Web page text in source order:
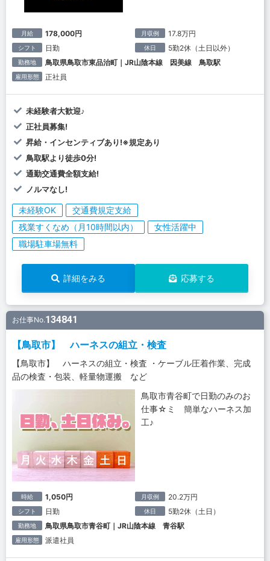
月給 178,000円 月収例 17.8万円
シフト 日勤 休日 5勤2休（土日以外）
勤務地 鳥取県鳥取市東品治町｜JR山陰本線 因美線 鳥取駅
雇用形態 正社員
未経験者大歓迎♪
正社員募集!
昇給・インセンティブあり!※規定あり
鳥取駅より徒歩0分!
通勤交通費全額支給!
ノルマなし!
未経験OK
交通費規定支給
残業すくなめ（月10時間以内）
女性活躍中
職場駐車場無料
詳細をみる 応募する
お仕事No.134841
【鳥取市】 ハーネスの組立・検査
【鳥取市】 ハーネスの組立・検査 ・ケーブル圧着作業、完成
品の検査・包装、軽量物運搬 など
鳥取市青谷町で日勤のみのお
仕事☆ミ 簡単なハーネス加
工♪
時給 1,050円 月収例 20.2万円
シフト 日勤 休日 5勤2休（土日）
勤務地 鳥取県鳥取市青谷町｜JR山陰本線 青谷駅
雇用形態 派遣社員